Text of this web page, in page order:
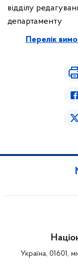
відділу
департаменту
Перелік
Україна, 01601,